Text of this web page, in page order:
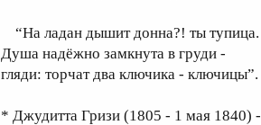
“На ладан дышит донна?! ты тупица.
Душа надёжно замкнута в груди -
гляди: торчат два ключика - ключицы”.
* Джудитта Гризи (1805 - 1 мая 1840) -